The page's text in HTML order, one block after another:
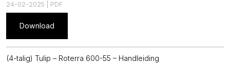
24-02-2025 | PDF
Download
(4-talig) Tulip – Roterra 600-55 – Handleiding